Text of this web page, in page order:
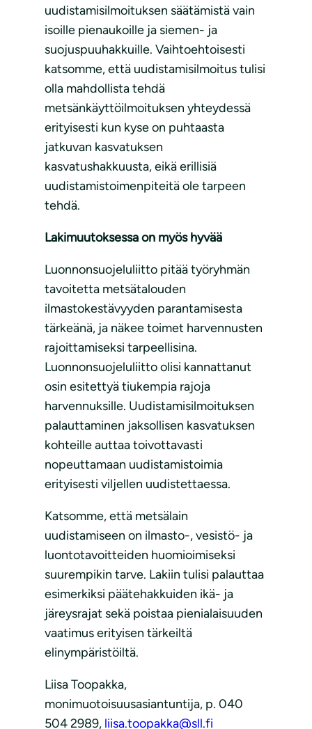
uudistamisilmoituksen säätämistä vain
isoille pienaukoille ja siemen- ja
suojuspuuhakkuille. Vaihtoehtoisesti
katsomme, että uudistamisilmoitus tulisi
olla mahdollista tehdä
metsänkäyttöilmoituksen yhteydessä
erityisesti kun kyse on puhtaasta
jatkuvan kasvatuksen
kasvatushakkuusta, eikä erillisiä
uudistamistoimenpiteitä ole tarpeen
tehdä.
Lakimuutoksessa on myös hyvää
Luonnonsuojeluliitto pitää työryhmän
tavoitetta metsätalouden
ilmastokestävyyden parantamisesta
tärkeänä, ja näkee toimet harvennusten
rajoittamiseksi tarpeellisina.
Luonnonsuojeluliitto olisi kannattanut
osin esitettyä tiukempia rajoja
harvennuksille. Uudistamisilmoituksen
palauttaminen jaksollisen kasvatuksen
kohteille auttaa toivottavasti
nopeuttamaan uudistamistoimia
erityisesti viljellen uudistettaessa.
Katsomme, että metsälain
uudistamiseen on ilmasto-, vesistö- ja
luontotavoitteiden huomioimiseksi
suurempikin tarve. Lakiin tulisi palauttaa
esimerkiksi päätehakkuiden ikä- ja
järeysrajat sekä poistaa pienialaisuuden
vaatimus erityisen tärkeiltä
elinympäristöiltä.
Liisa Toopakka,
monimuotoisuusasiantuntija, p. 040
504 2989, liisa.toopakka@sll.fi